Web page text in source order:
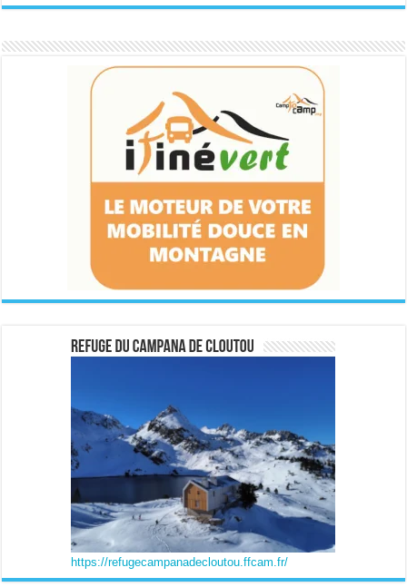
https://refugecampanadecloutou.ffcam.fr/